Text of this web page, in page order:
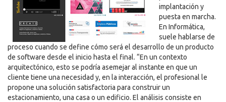
implantación y
puesta en marcha.
En Informática,
suele hablarse de
proceso cuando se define cómo será el desarrollo de un producto
de software desde el inicio hasta el final. “En un contexto
arquitectónico, esto se podría asemejar al instante en que un
cliente tiene una necesidad y, en la interacción, el profesional le
propone una solución satisfactoria para construir un
estacionamiento, una casa o un edificio. El análisis consiste en